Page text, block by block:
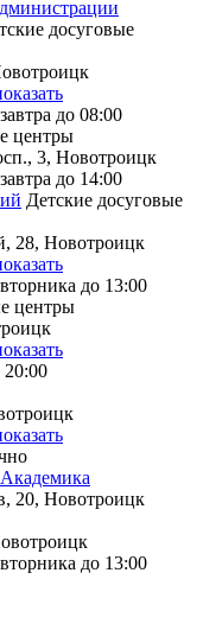
досуговые
до 08:00
центры
3, Новотроицк
до 14:00
Детские досуговые
28, Новотроицк
до 13:00
центры
20, Новотроицк
до 13:00